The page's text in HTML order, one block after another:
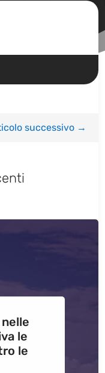
successivo→
le
le